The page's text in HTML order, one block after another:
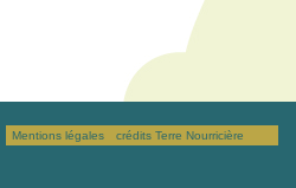
Mentions légales crédits Terre Nourricière